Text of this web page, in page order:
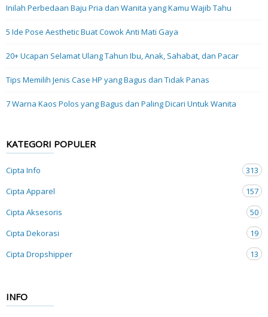
Inilah Perbedaan Baju Pria dan Wanita yang Kamu Wajib Tahu
5 Ide Pose Aesthetic Buat Cowok Anti Mati Gaya
20+ Ucapan Selamat Ulang Tahun Ibu, Anak, Sahabat, dan Pacar
Tips Memilih Jenis Case HP yang Bagus dan Tidak Panas
7 Warna Kaos Polos yang Bagus dan Paling Dicari Untuk Wanita
KATEGORI POPULER
Cipta Info
313
Cipta Apparel
157
Cipta Aksesoris
50
Cipta Dekorasi
19
Cipta Dropshipper
13
INFO